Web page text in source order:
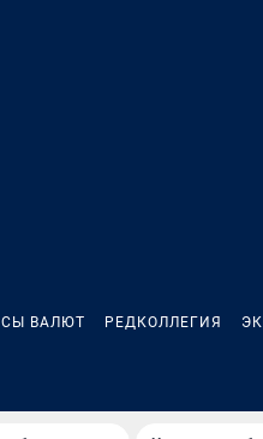
ВАЛЮТ РЕДКОЛЛЕГИЯ